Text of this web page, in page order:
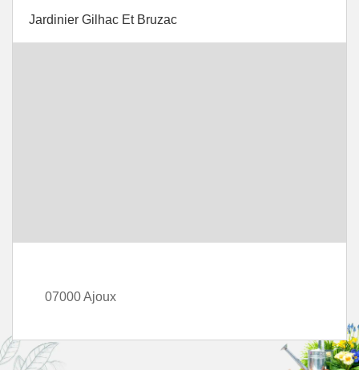
Jardinier Gilhac Et Bruzac
07000 Ajoux